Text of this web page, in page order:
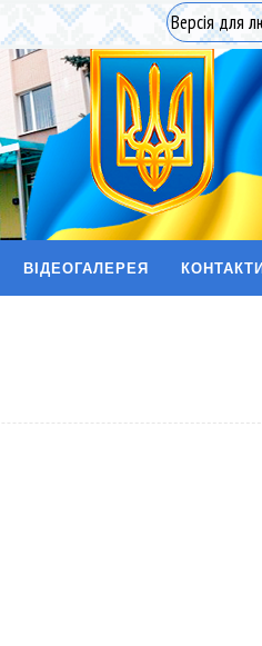
Версія для
ВІДЕОГАЛЕРЕЯ КОНТАКТИ